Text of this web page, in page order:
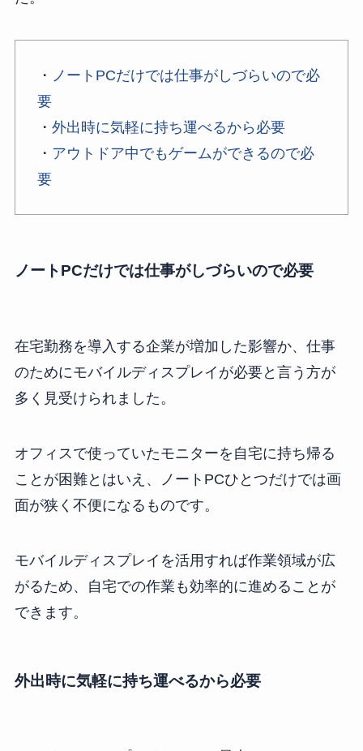
・ ノートPCだけでは仕事がしづらいので必
要
・ 外出時に気軽に持ち運べるから必要
・ アウトドア中でもゲームができるので必
要
ノートPCだけでは仕事がしづらいので必要
在宅勤務を導入する企業が増加した影響か、仕事
のためにモバイルディスプレイが必要と言う方が
多く見受けられました。
オフィスで使っていたモニターを自宅に持ち帰る
ことが困難とはいえ、ノートPCひとつだけでは画
面が狭く不便になるものです。
モバイルディスプレイを活用すれば作業領域が広
がるため、自宅での作業も効率的に進めることが
できます。
外出時に気軽に持ち運べるから必要